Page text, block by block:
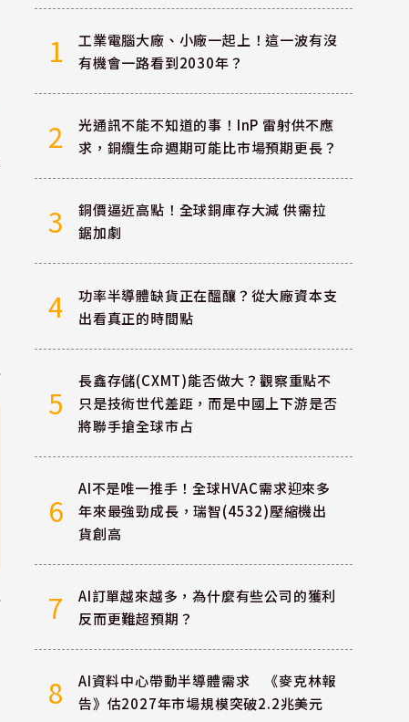
1
工業電腦大廠、小廠一起上！這一波有沒
有機會一路看到2030年？
2
光通訊不能不知道的事！InP 雷射供不應
求，銅纜生命週期可能比市場預期更長？
3
銅價逼近高點！全球銅庫存大減 供需拉
鋸加劇
4
功率半導體缺貨正在醞釀？從大廠資本支
出看真正的時間點
5
長鑫存儲(CXMT)能否做大？觀察重點不
只是技術世代差距，而是中國上下游是否
將聯手搶全球市占
6
AI不是唯一推手！全球HVAC需求迎來多
年來最強勁成長，瑞智(4532)壓縮機出
貨創高
7
AI訂單越來越多，為什麼有些公司的獲利
反而更難超預期？
8
AI資料中心帶動半導體需求 《麥克林報
告》估2027年市場規模突破2.2兆美元